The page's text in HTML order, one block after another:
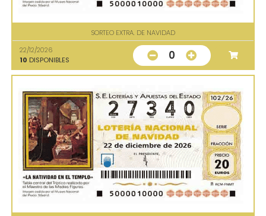
SORTEO EXTRA. DE NAVIDAD
22/12/2026
10 DISPONIBLES 0